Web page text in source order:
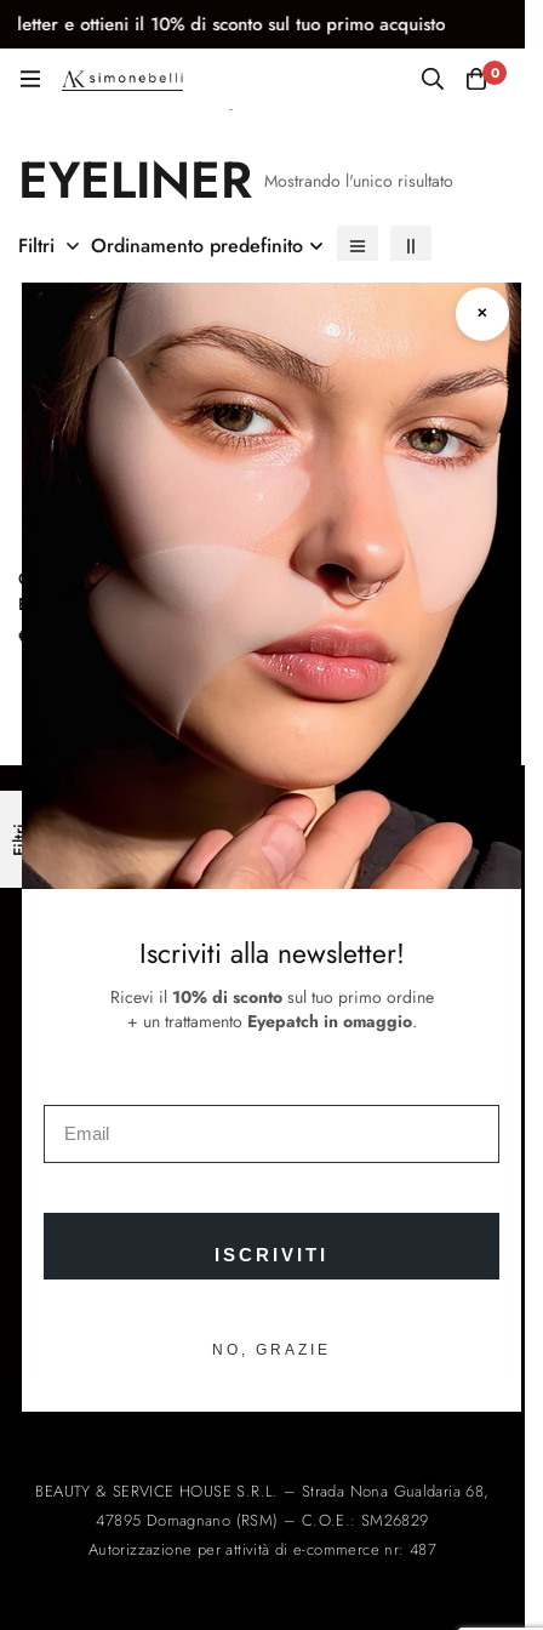
e ottieni il 10% di sconto sul tuo primo acquisto
0
Filtri
EYELINER Mostrando l'unico risultato
Filtri Ordinamento predefinito
Graphic Liner Carbon Black |
Eyeliner Alta Precisione
€
SUPPORTO
Termini e condizioni
Metodi di pagamento e spedizione
ISCRIVITI E OTTIENI IL 10% DI SCONTO SUL TUO
BEAUTY & SERVICE HOUSE S.R.L. – Strada Nona Gualdaria 68,
47895 Domagnano (RSM) – C.O.E.: SM26829
Autorizzazione per attività di e-commerce nr: 487
Iscriviti alla newsletter!
Ricevi il 10% di scontosul tuo primo ordine
+ un trattamento Eyepatch in omaggio.
ISCRIVITI
NO, GRAZIE
✕